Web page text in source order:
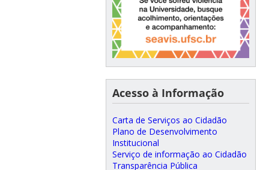
Acesso à Informação
Carta de Serviços ao Cidadão
Plano de Desenvolvimento
Institucional
Serviço de informação ao Cidadão
Transparência Pública